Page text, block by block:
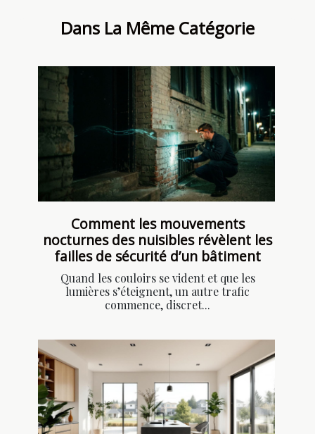
Dans La Même Catégorie
Comment les mouvements
nocturnes des nuisibles révèlent les
failles de sécurité d’un bâtiment
Quand les couloirs se vident et que les
lumières s’éteignent, un autre trafic
commence, discret...